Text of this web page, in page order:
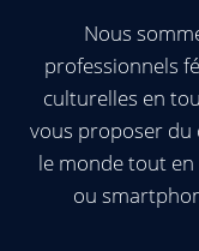
Nous
professionnels
culturelles en
vous proposer
le monde tout
ou